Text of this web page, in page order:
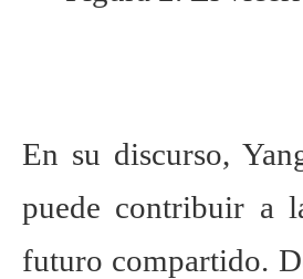
En su discurso,
puede contribuir a
futuro compartido.